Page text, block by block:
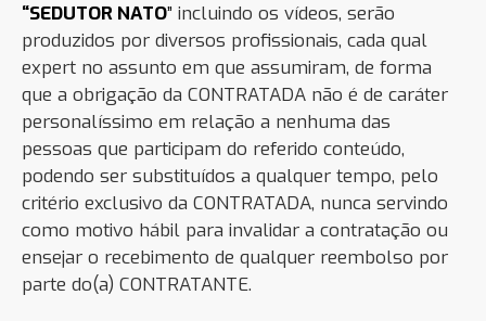
“SEDUTOR NATO” incluindo os vídeos, serão
produzidos por diversos profissionais, cada qual
expert no assunto em que assumiram, de forma
que a obrigação da CONTRATADA não é de caráter
personalíssimo em relação a nenhuma das
pessoas que participam do referido conteúdo,
podendo ser substituídos a qualquer tempo, pelo
critério exclusivo da CONTRATADA, nunca servindo
como motivo hábil para invalidar a contratação ou
ensejar o recebimento de qualquer reembolso por
parte do(a) CONTRATANTE.